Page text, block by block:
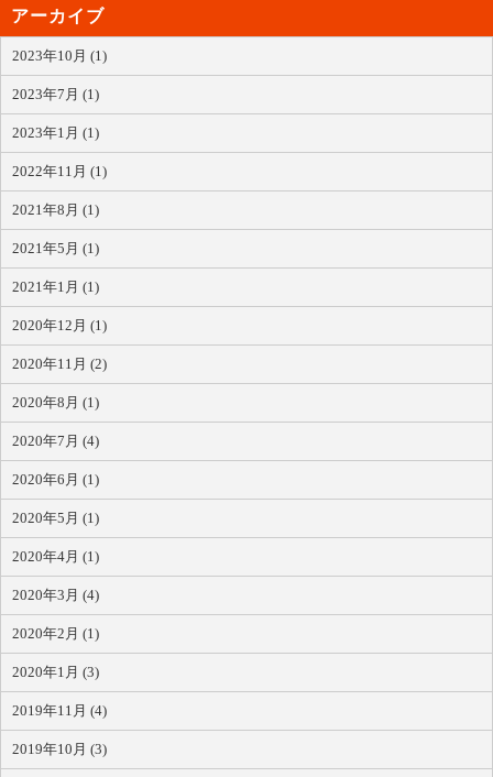
アーカイブ
2023年10月 (1)
2023年7月 (1)
2023年1月 (1)
2022年11月 (1)
2021年8月 (1)
2021年5月 (1)
2021年1月 (1)
2020年12月 (1)
2020年11月 (2)
2020年8月 (1)
2020年7月 (4)
2020年6月 (1)
2020年5月 (1)
2020年4月 (1)
2020年3月 (4)
2020年2月 (1)
2020年1月 (3)
2019年11月 (4)
2019年10月 (3)